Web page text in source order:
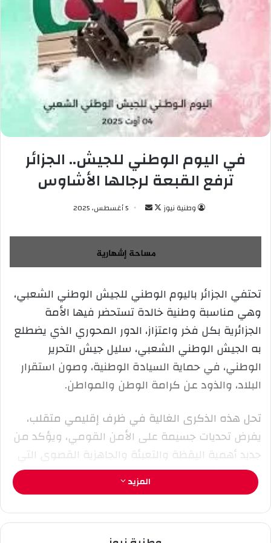
في اليوم الوطني للجيش.. الجزائر
ترفع القبعة لرجالها الأشاوس
وطنية نيوز
ت
ب
ع
ع
ى
X
س
ل
ب
ي
د
ل
ك
ت
و
ن
ي
5 أغسطس، 2025
تحتفي الجزائر باليوم الوطني للجيش الوطني الشعبي،
وهي مناسبة وطنية خالدة تستحضر فيها الأمة
الجزائرية بكل فخر واعتزاز، الدور المحوري الذي يضطلع
به الجيش الوطني الشعبي، سليل جيش التحرير
الوطني، في حماية السيادة الوطنية، وصون استقرار
البلاد، والذود عن كرامة الوطن والمواطن.
تحل هذه الذكرى الغالية في ظرف إقليمي متقلب،
يفرض تحديات جسيمة على الأمن القومي، ويؤكد من
جديد أهمية اليقظة والتعبئة والجاهزية القصوى التي
يتمتع بها أفراد قواتنا المسلحة، المرابطون في كل
شبر من التراب الوطني، وخاصة على الحدود، حيث
يضرب رجال الجيش أروع صور الصبر والانضباط والتفاني
في أداء الواجب.
المزيد